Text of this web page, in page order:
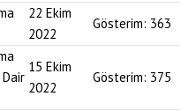
22 Ekim
2022
Gösterim: 363
Dair
15 Ekim
2022
Gösterim: 375